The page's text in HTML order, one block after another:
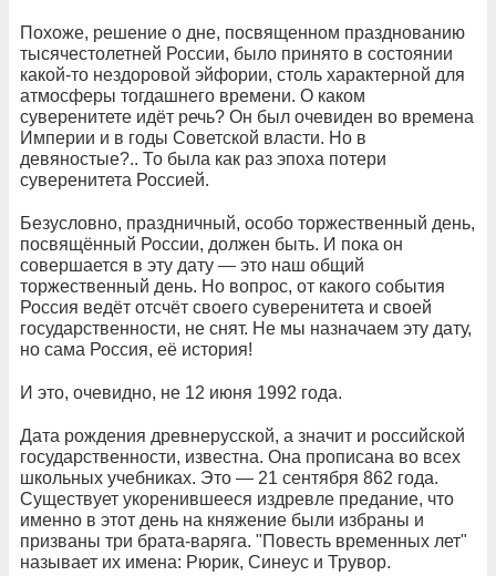
Похоже, решение о дне, посвященном празднованию
тысячестолетней России, было принято в состоянии
какой-то нездоровой эйфории, столь характерной для
атмосферы тогдашнего времени. О каком
суверенитете идёт речь? Он был очевиден во времена
Империи и в годы Советской власти. Но в
девяностые?.. То была как раз эпоха потери
суверенитета Россией.
Безусловно, праздничный, особо торжественный день,
посвящённый России, должен быть. И пока он
совершается в эту дату — это наш общий
торжественный день. Но вопрос, от какого события
Россия ведёт отсчёт своего суверенитета и своей
государственности, не снят. Не мы назначаем эту дату,
но сама Россия, её история!
И это, очевидно, не 12 июня 1992 года.
Дата рождения древнерусской, а значит и российской
государственности, известна. Она прописана во всех
школьных учебниках. Это — 21 сентября 862 года.
Существует укоренившееся издревле предание, что
именно в этот день на княжение были избраны и
призваны три брата-варяга. "Повесть временных лет"
называет их имена: Рюрик, Синеус и Трувор.